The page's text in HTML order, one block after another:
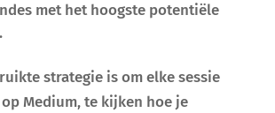
met het hoogste potentiële
strategie is om elke sessie
Medium, te kijken hoe je